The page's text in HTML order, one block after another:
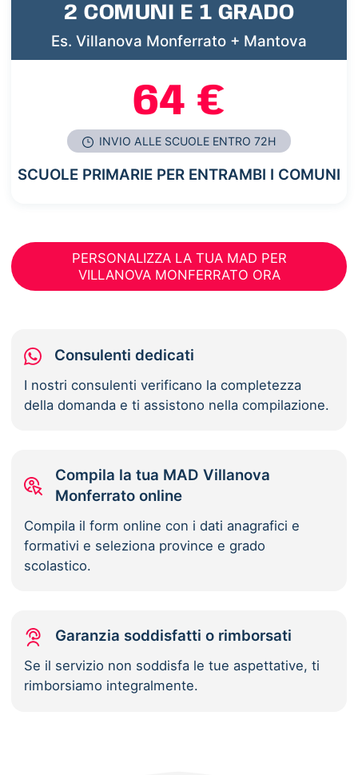
2 COMUNI E 1 GRADO
Es. Villanova Monferrato + Mantova
64 €
INVIO ALLE SCUOLE ENTRO 72H
SCUOLE PRIMARIE PER ENTRAMBI I COMUNI
PERSONALIZZA LA TUA MAD PER
VILLANOVA MONFERRATO ORA
Consulenti dedicati
I nostri consulenti verificano la completezza
della domanda e ti assistono nella compilazione.
Compila la tua MAD Villanova
Monferrato online
Compila il form online con i dati anagrafici e
formativi e seleziona province e grado
scolastico.
Garanzia soddisfatti o rimborsati
Se il servizio non soddisfa le tue aspettative, ti
rimborsiamo integralmente.